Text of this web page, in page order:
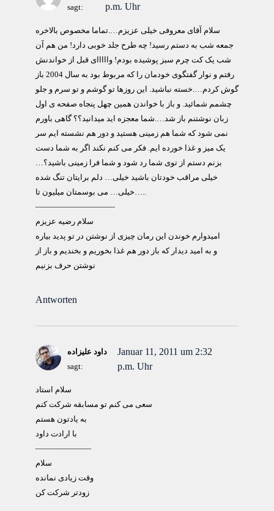
sagt:
p.m. Uhr
سلام آقای معروفی خیلی عزیزم….تماما مخصوص بالاخره
جمعه شب به دستم رسید! چه طرح جلد خوبی دارد! من هم آن
شب یک کت چرم سبز پوشیده بودم! وااااای قبل از خواندنش
رفتم و نوار گفتگوی خودمان را که مربوط بود به سال 2004 باز
گوش کردم….خسته نباشید. این روزها تو گوشم و تو سرم و جلو
چشمم شمائید. و باز با خواندن همین چهل پنجاه صفحه ی اول
زبان نوشتنم باز شد….شما معجزه اید میدانید؟؟ گاهی باورم
نمی شود که شما هم زمینی هستید و دور هم نشسته ایم سر
یک میز و غذا خورده ایم. فکر می کنم نکند اگر به شما دست
بزنم دستم از توی شما رد شود و شما فرا زمینی باشید؟…
خیلی مراقب خودتان باشید خیلی… دلم برایتان تنگ شده
خیلی… می بوسمتان میلیون تا…..
——————————
سلام رضيه عزيزم
اميدوارم خوندن اين رمان چيزی از نوشتن در تو پديد بياره
و به اميد ديدار که باز دور هم غذا بخوريم و بخنديم و باز از
نوشتن حرف بزنيم
Antworten
داود علیزاده
sagt:
Januar 11, 2011 um 2:32
p.m. Uhr
سلام استاد
سعی می کنم تو مسابقه شرکت کنم
به یادتون هستم
با ارادت داود
———————
سلام
وقت زيادی نمانده
زودتر شرکت کن